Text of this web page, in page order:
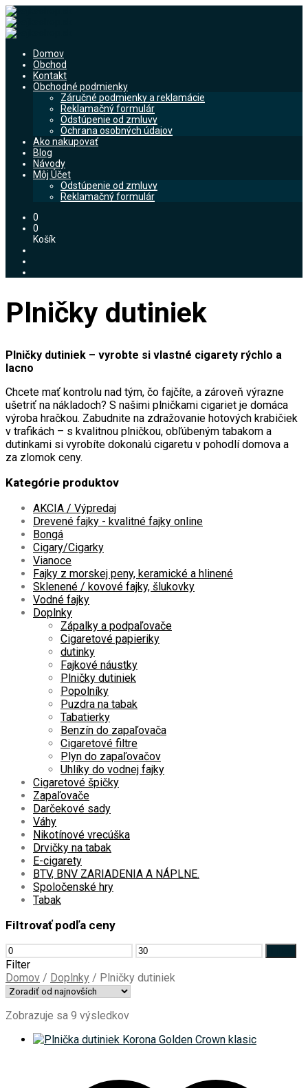
Domov
Obchod
Kontakt
Obchodné podmienky
Záručné podmienky a reklamácie
Reklamačný formulár
Odstúpenie od zmluvy
Ochrana osobných údajov
Ako nakupovať
Blog
Návody
Môj Účet
Odstúpenie od zmluvy
Reklamačný formulár
0
0
Košík
Plničky dutiniek
Plničky dutiniek – vyrobte si vlastné cigarety rýchlo a
lacno
Chcete mať kontrolu nad tým, čo fajčíte, a zároveň výrazne
ušetriť na nákladoch? S našimi plničkami cigariet je domáca
výroba hračkou. Zabudnite na zdražovanie hotových krabičiek
v trafikách – s kvalitnou plničkou, obľúbeným tabakom a
dutinkami si vyrobíte dokonalú cigaretu v pohodlí domova a
za zlomok ceny.
Kategórie produktov
AKCIA / Výpredaj
Drevené fajky - kvalitné fajky online
Bongá
Cigary/Cigarky
Vianoce
Fajky z morskej peny, keramické a hlinené
Sklenené / kovové fajky, šlukovky
Vodné fajky
Doplnky
Zápalky a podpaľovače
Cigaretové papieriky
dutinky
Fajkové náustky
Plničky dutiniek
Popolníky
Puzdra na tabak
Tabatierky
Benzín do zapaľovača
Cigaretové filtre
Plyn do zapaľovačov
Uhlíky do vodnej fajky
Cigaretové špičky
Zapaľovače
Darčekové sady
Váhy
Nikotínové vrecúška
Drvičky na tabak
E-cigarety
BTV, BNV ZARIADENIA A NÁPLNE.
Spoločenské hry
Tabak
Filtrovať podľa ceny
Minimálna
cena
Maximálna
Filter
Domov / Doplnky / Plničky dutiniek
Zobrazuje sa 9 výsledkovZoradené
najnovších